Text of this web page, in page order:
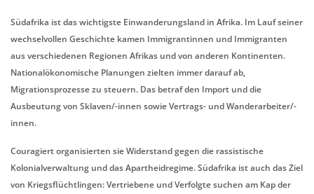
Südafrika ist das wichtigste Einwanderungsland in Afrika. Im Lauf seiner
wechselvollen Geschichte kamen Immigrantinnen und Immigranten
aus verschiedenen Regionen Afrikas und von anderen Kontinenten.
Nationalökonomische Planungen zielten immer darauf ab,
Migrationsprozesse zu steuern. Das betraf den Import und die
Ausbeutung von Sklaven/-innen sowie Vertrags- und Wanderarbeiter/-
innen.
Couragiert organisierten sie Widerstand gegen die rassistische
Kolonialverwaltung und das Apartheidregime. Südafrika ist auch das Ziel
von Kriegsflüchtlingen: Vertriebene und Verfolgte suchen am Kap der